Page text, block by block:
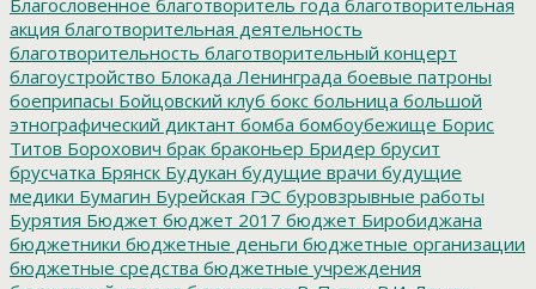
акция благотворительная деятельность
благотворительность благотворительный концерт
благоустройство Блокада Ленинграда боевые патроны
боеприпасы Бойцовский клуб бокс больница большой
этнографический диктант бомба бомбоубежище Борис
Титов Борохович брак браконьер Бридер брусит
брусчатка Брянск Будукан будущие врачи будущие
медики Бумагин Бурейская ГЭС буровзрывные работы
Бурятия Бюджет бюджет 2017 бюджет Биробиджана
бюджетники бюджетные деньги бюджетные организации
бюджетные средства бюджетные учреждения